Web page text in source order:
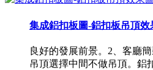
集成鋁扣板圖-鋁扣板吊頂效
良好的發展前景。2、客廳
吊頂選擇中間不做吊頂。鋁